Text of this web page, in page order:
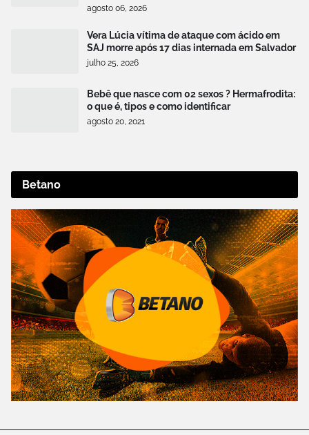
agosto 06, 2026
Vera Lúcia vítima de ataque com ácido em
SAJ morre após 17 dias internada em Salvador
julho 25, 2026
Bebê que nasce com 02 sexos ? Hermafrodita:
o que é, tipos e como identificar
agosto 20, 2021
Betano